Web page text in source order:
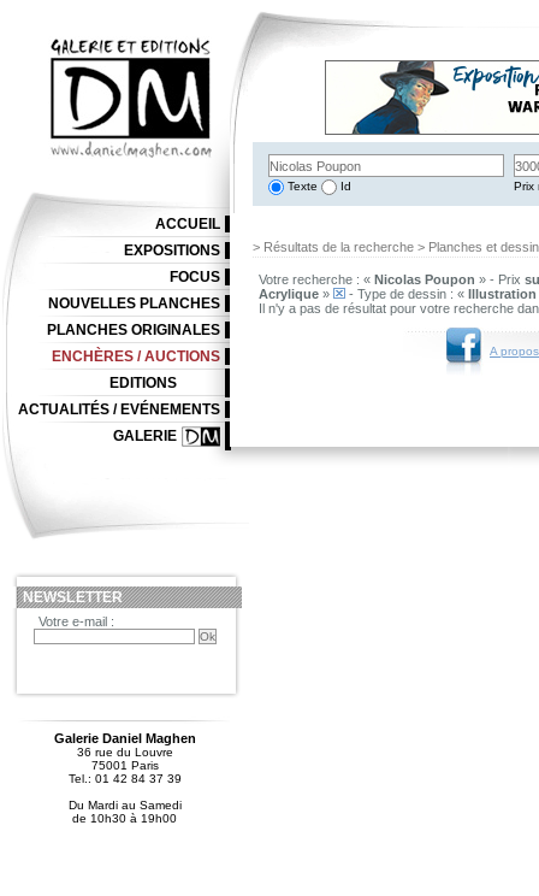
Texte Id Prix
> Résultats de la recherche > Planches et
Votre recherche : « Nicolas Poupon » - Prix
Acrylique » - Type de dessin : « Illustration
Il n'y a pas de résultat pour votre recherche
A
ACCUEIL
EXPOSITIONS
FOCUS
NOUVELLES PLANCHES
PLANCHES ORIGINALES
ENCHÈRES / AUCTIONS
EDITIONS
ACTUALITÉS / EVÉNEMENTS
GALERIE
NEWSLETTER
Votre e-mail :
Galerie Daniel Maghen
36 rue du Louvre
75001 Paris
Tel.: 01 42 84 37 39
Du Mardi au Samedi
de 10h30 à 19h00